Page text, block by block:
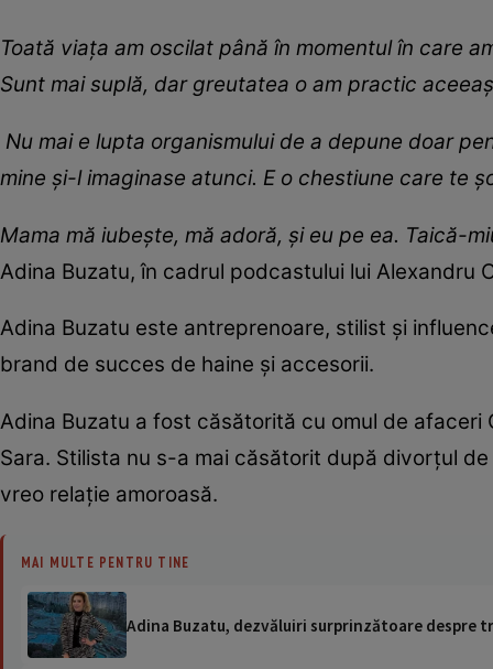
Toată viața am oscilat până în momentul în care
Sunt mai suplă, dar greutatea o am practic
Nu mai e lupta organismului de a depune doar
mine și-l imaginase atunci. E o chestiune care te
Mama mă iubește, mă adoră, și eu pe ea. Taică-
Adina Buzatu, în cadrul podcastului lui Alexandru
Adina Buzatu este antreprenoare, stilist și
brand de succes de haine și accesorii.
Adina Buzatu a fost căsătorită cu omul de
Sara. Stilista nu s-a mai căsătorit după divorțul
vreo relație amoroasă.
MAI MULTE PENTRU TINE
Adina Buzatu, dezvăluiri surprinzătoare despre